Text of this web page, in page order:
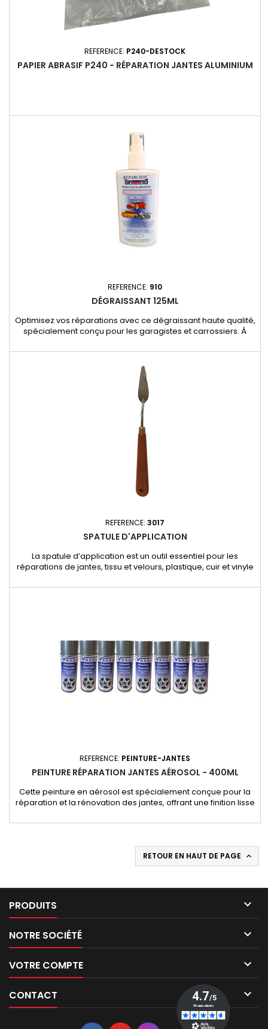
REFERENCE: P240-DESTOCK
PAPIER ABRASIF P240 - RÉPARATION JANTES ALUMINIUM
REFERENCE: 910
DÉGRAISSANT 125ML
Optimisez vos réparations avec ce dégraissant haute qualité,
spécialement conçu pour les garagistes et carrossiers. À
efficacement les pièces en plastique, le cuir, les jantes et bien
d'autres surfaces. Applications : Nettoyage avant réparation
plastique ou peinture. Préparation des surfaces pour...
REFERENCE: 3017
SPATULE D'APPLICATION
La spatule d’application est un outil essentiel pour les
réparations de jantes, tissu et velours, plastique, cuir et vinyle
produits de réparation. - Forme ergonomique pour une prise
REFERENCE: PEINTURE-JANTES
PEINTURE RÉPARATION JANTES AÉROSOL - 400ML
Cette peinture en aérosol est spécialement conçue pour la
réparation et la rénovation des jantes, offrant une finition lisse
à toutes les teintes de jantes.- Excellente adhérence sur
et séchage rapide pour un rendu professionnel.-...
RETOUR EN HAUT DE PAGE 
PRODUITS 
NOTRE SOCIÉTÉ 
VOTRE COMPTE 
CONTACT 